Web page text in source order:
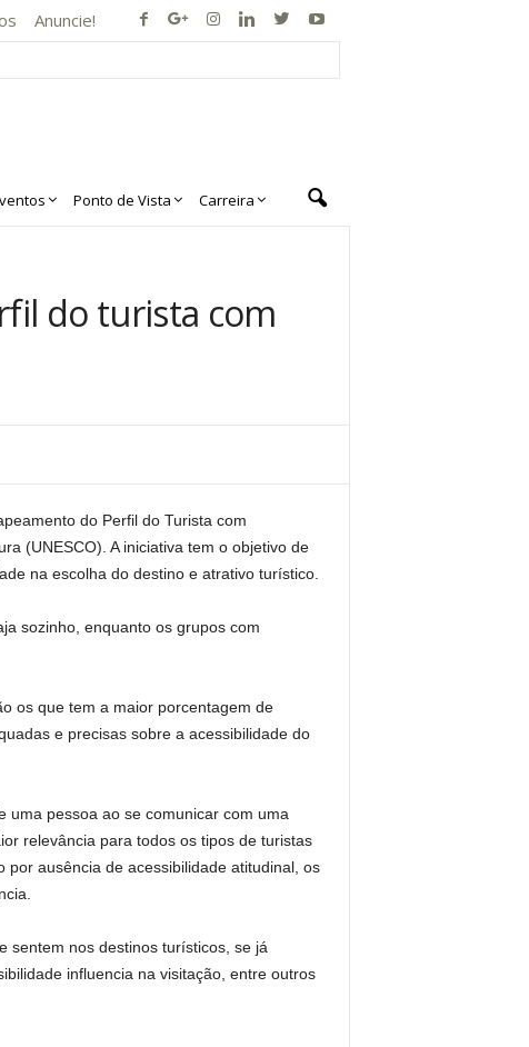
Anuncie!
Ponto de Vista Carreira
do turista com
do Perfil do Turista com
(UNESCO). A iniciativa tem o objetivo de
na escolha do destino e atrativo turístico.
sozinho, enquanto os grupos com
os que tem a maior porcentagem de
e precisas sobre a acessibilidade do
uma pessoa ao se comunicar com uma
relevância para todos os tipos de turistas
ausência de acessibilidade atitudinal, os
sentem nos destinos turísticos, se já
influencia na visitação, entre outros